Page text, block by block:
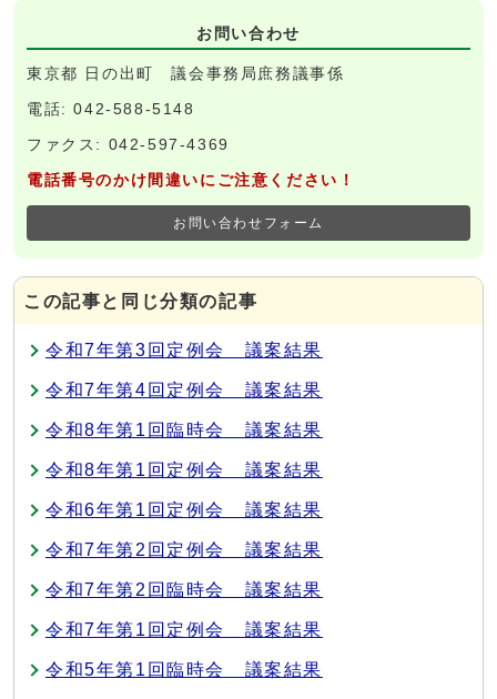
お問い合わせ
東京都 日の出町 議会事務局庶務議事係
電話: 042-588-5148
ファクス: 042-597-4369
電話番号のかけ間違いにご注意ください！
お問い合わせフォーム
この記事と同じ分類の記事
令和7年第3回定例会 議案結果
令和7年第4回定例会 議案結果
令和8年第1回臨時会 議案結果
令和8年第1回定例会 議案結果
令和6年第1回定例会 議案結果
令和7年第2回定例会 議案結果
令和7年第2回臨時会 議案結果
令和7年第1回定例会 議案結果
令和5年第1回臨時会 議案結果